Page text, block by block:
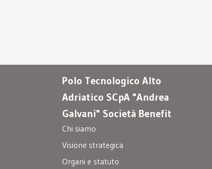
Polo Tecnologico Alto
Adriatico SCpA "Andrea
Galvani" Società Benefit
Chi siamo
Visione strategica
Organi e statuto